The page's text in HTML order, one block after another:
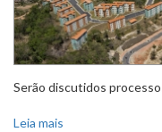
Serão discutidos
Leia mais